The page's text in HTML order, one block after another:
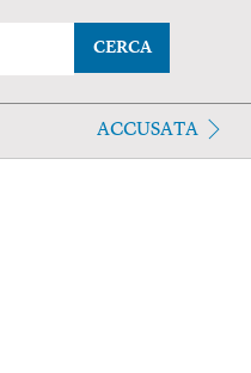
CERCA
ACCUSATA